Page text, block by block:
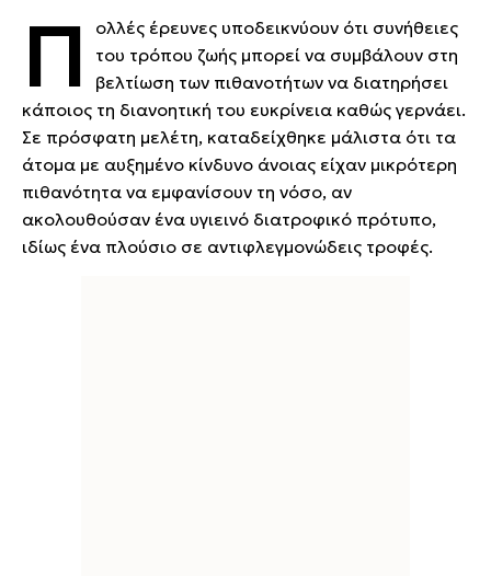
Π
ολλές έρευνες υποδεικνύουν ότι συνήθειες
του τρόπου ζωής μπορεί να συμβάλουν στη
βελτίωση των πιθανοτήτων να διατηρήσει
κάποιος τη διανοητική του ευκρίνεια καθώς γερνάει.
Σε πρόσφατη μελέτη, καταδείχθηκε μάλιστα ότι τα
άτομα με αυξημένο κίνδυνο άνοιας είχαν μικρότερη
πιθανότητα να εμφανίσουν τη νόσο, αν
ακολουθούσαν ένα υγιεινό διατροφικό πρότυπο,
ιδίως ένα πλούσιο σε αντιφλεγμονώδεις τροφές.